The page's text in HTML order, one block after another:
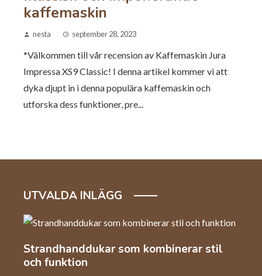
kaffemaskin
nesta september 28, 2023
*Välkommen till vår recension av Kaffemaskin Jura
Impressa XS9 Classic! I denna artikel kommer vi att
dyka djupt in i denna populära kaffemaskin och
utforska dess funktioner, pre...
UTVALDA INLÄGG
Automation och arbetskraft inom
industrin